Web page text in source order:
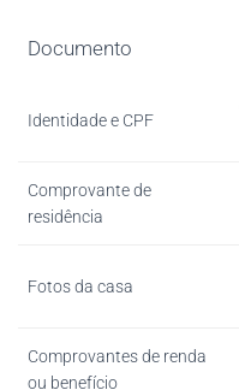
Documento
Identidade e CPF
Comprovante de
residência
Fotos da casa
Comprovantes de renda
ou benefício